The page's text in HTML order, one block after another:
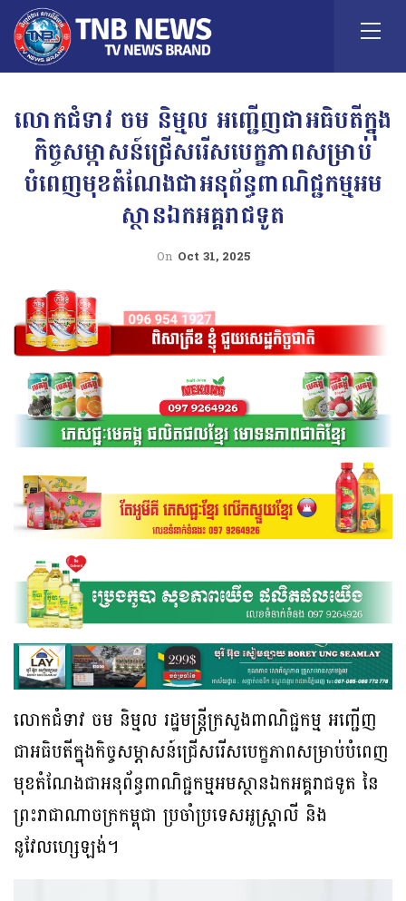
លោកជំទាវ ចម និម្មល អញ្ជើញជាអធិបតីក្នុង
កិច្ចសម្ភាសន៍ជ្រើសរើសបេក្ខភាពសម្រាប់
បំពេញមុខតំណែងជាអនុព័ន្ធពាណិជ្ជកម្មអម
ស្ថានឯកអគ្គរាជទូត
On Oct 31, 2025
លោកជំទាវ ចម និម្មល រដ្ឋមន្ត្រីក្រសួងពាណិជ្ជកម្ម អញ្ជើញ
ជាអធិបតីក្នុងកិច្ចសម្ភាសន៍ជ្រើសរើសបេក្ខភាពសម្រាប់បំពេញ
មុខតំណែងជាអនុព័ន្ធពាណិជ្ជកម្មអមស្ថានឯកអគ្គរាជទូត នៃ
ព្រះរាជាណាចក្រកម្ពុជា ប្រចាំប្រទេសអូស្ត្រាលី និង
នូវែលហ្សេឡង់។